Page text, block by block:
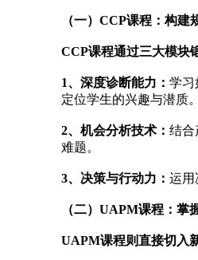
（一）CCP课程：构建
CCP课程通过三大模块
1、深度诊断能力： 学习
定位学生的兴趣与潜质。
2、机会分析技术： 结合
难题。
3、决策与行动力： 运用
（二）UAPM课程：掌
UAPM课程则直接切入